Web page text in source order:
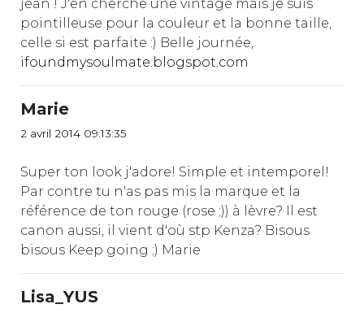
jean ! J'en cherche une vintage mais je suis
pointilleuse pour la couleur et la bonne taille,
celle si est parfaite :) Belle journée,
ifoundmysoulmate.blogspot.com
Marie
2 avril 2014 09:13:35
Super ton look j'adore! Simple et intemporel!
Par contre tu n'as pas mis la marque et la
référence de ton rouge (rose ;)) à lèvre? Il est
canon aussi, il vient d'où stp Kenza? Bisous
bisous Keep going ;) Marie
Lisa_YUS